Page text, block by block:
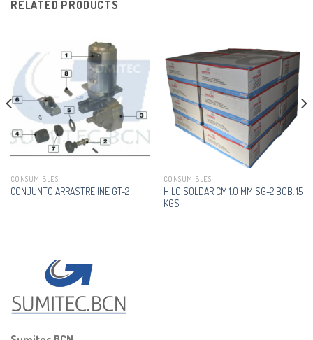
RELATED PRODUCTS
CONSUMIBLES
CONJUNTO ARRASTRE INE GT-2
CONSUMIBLES
HILO SOLDAR CM 1.0 MM SG-2 BOB. 15
KGS